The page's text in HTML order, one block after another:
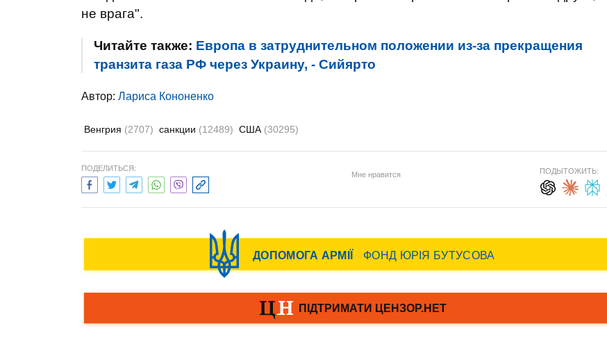
не врага".
Читайте также: Европа в затруднительном положении из-за прекращения
транзита газа РФ через Украину, - Сийярто
Автор: Лариса Кононенко
Венгрия (2707) санкции (12489) США (30295)
ПОДЕЛИТЬСЯ:
Мне нравится ПОДЫТОЖИТЬ: